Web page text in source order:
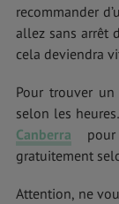
recommander
allez sans arrêt
cela deviendra
Pour trouver
selon les
Canberra pour
gratuitement
Attention, ne